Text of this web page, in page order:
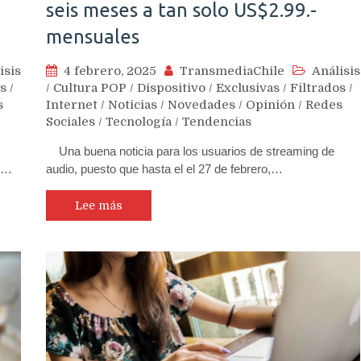
/
seis meses a tan solo US$2.99.-
mensuales
4 febrero, 2025 TransmediaChile
Análisis
/ Cultura POP / Dispositivo / Exclusivas / Filtrados /
Internet / Noticias / Novedades / Opinión / Redes
Sociales / Tecnología / Tendencias
Una buena noticia para los usuarios de streaming de
audio, puesto que hasta el el 27 de febrero,…
Lee más